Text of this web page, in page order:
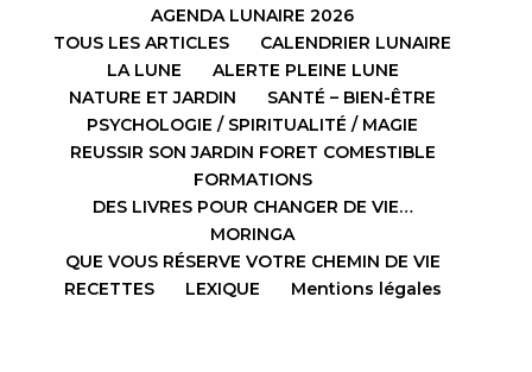
AGENDA LUNAIRE 2026
TOUS LES ARTICLES
CALENDRIER LUNAIRE
LA LUNE
ALERTE PLEINE LUNE
NATURE ET JARDIN
SANTÉ – BIEN-ÊTRE
PSYCHOLOGIE / SPIRITUALITÉ / MAGIE
REUSSIR SON JARDIN FORET COMESTIBLE
FORMATIONS
DES LIVRES POUR CHANGER DE VIE…
MORINGA
QUE VOUS RÉSERVE VOTRE CHEMIN DE VIE
RECETTES
LEXIQUE Mentions légales